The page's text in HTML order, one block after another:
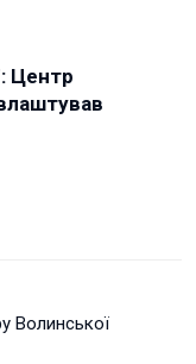
Центр
Волинської